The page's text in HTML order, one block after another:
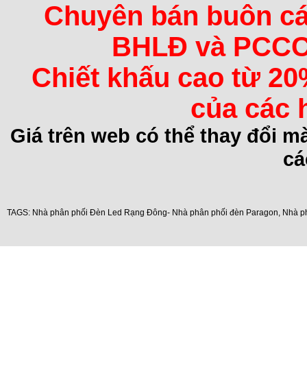
Chuyên bán buôn
BHLĐ và
Chiết khấu cao từ
của các
Giá trên web có thể thay đổi
TAGS: Nhà phân phối Đèn Led Rạng Đông- Nhà phân phối đèn Paragon, Nhà